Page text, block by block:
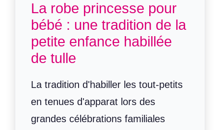
La robe princesse pour
bébé : une tradition de la
petite enfance habillée
de tulle
La tradition d'habiller les tout-petits
en tenues d'apparat lors des
grandes célébrations familiales